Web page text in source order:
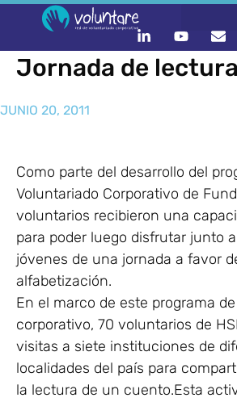
Jornada de lectura
JUNIO 20, 2011
Como parte del desarrollo del
Voluntariado Corporativo de
voluntarios recibieron una
para poder luego disfrutar junto
jóvenes de una jornada a favor
alfabetización.
En el marco de este programa
corporativo, 70 voluntarios de
visitas a siete instituciones de
localidades del país para
la lectura de un cuento.Esta